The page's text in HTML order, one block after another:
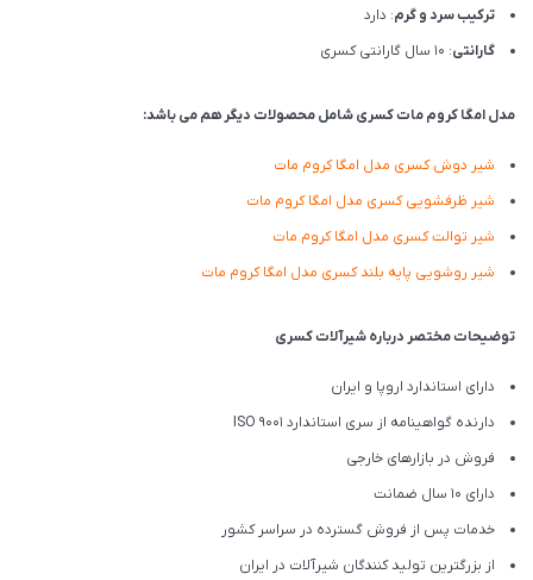
ترکیب سرد و گرم: دارد
گارانتی: 10 سال گارانتی کسری
مدل امگا کروم مات کسری شامل محصولات دیگر هم می باشد:
شیر دوش کسری مدل امگا کروم مات
شیر ظرفشویی کسری مدل امگا کروم مات
شیر توالت کسری مدل امگا کروم مات
شیر روشویی پایه بلند کسری مدل امگا کروم مات
توضیحات مختصر درباره شیرآلات کسری
دارای استاندارد اروپا و ایران
دارنده گواهینامه از سری استاندارد ISO 9001
فروش در بازارهای خارجی
دارای 10 سال ضمانت
خدمات پس از فروش گسترده در سراسر کشور
از بزرگترین تولید کنندگان شیرآلات در ایران